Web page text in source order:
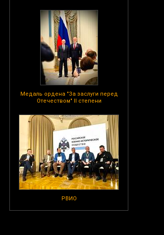
Медаль ордена "За заслуги перед
Отечеством" II степени
РВИО